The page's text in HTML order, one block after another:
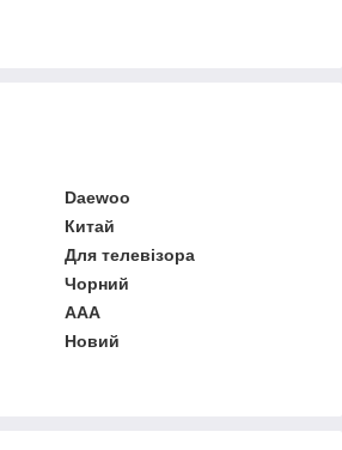
Daewoo
Китай
Для телевізора
Чорний
AAA
Новий